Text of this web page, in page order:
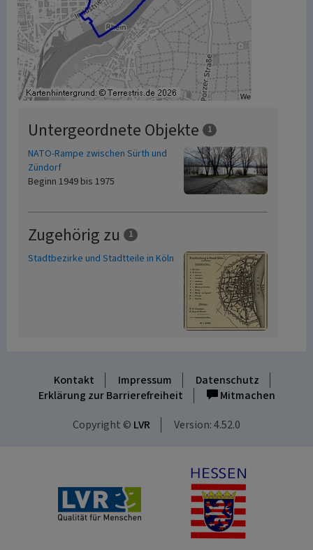
Untergeordnete Objekte 1
NATO-Rampe zwischen Sürth und
Zündorf
Beginn 1949 bis 1975
Zugehörig zu 1
Stadtbezirke und Stadtteile in Köln
Kontakt Impressum
Datenschutz
Erklärung zur Barrierefreiheit
Mitmachen
Copyright © LVR Version: 4.52.0